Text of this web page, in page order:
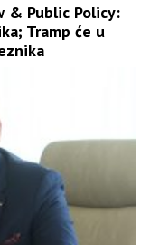
& Public Policy:
Tramp će u